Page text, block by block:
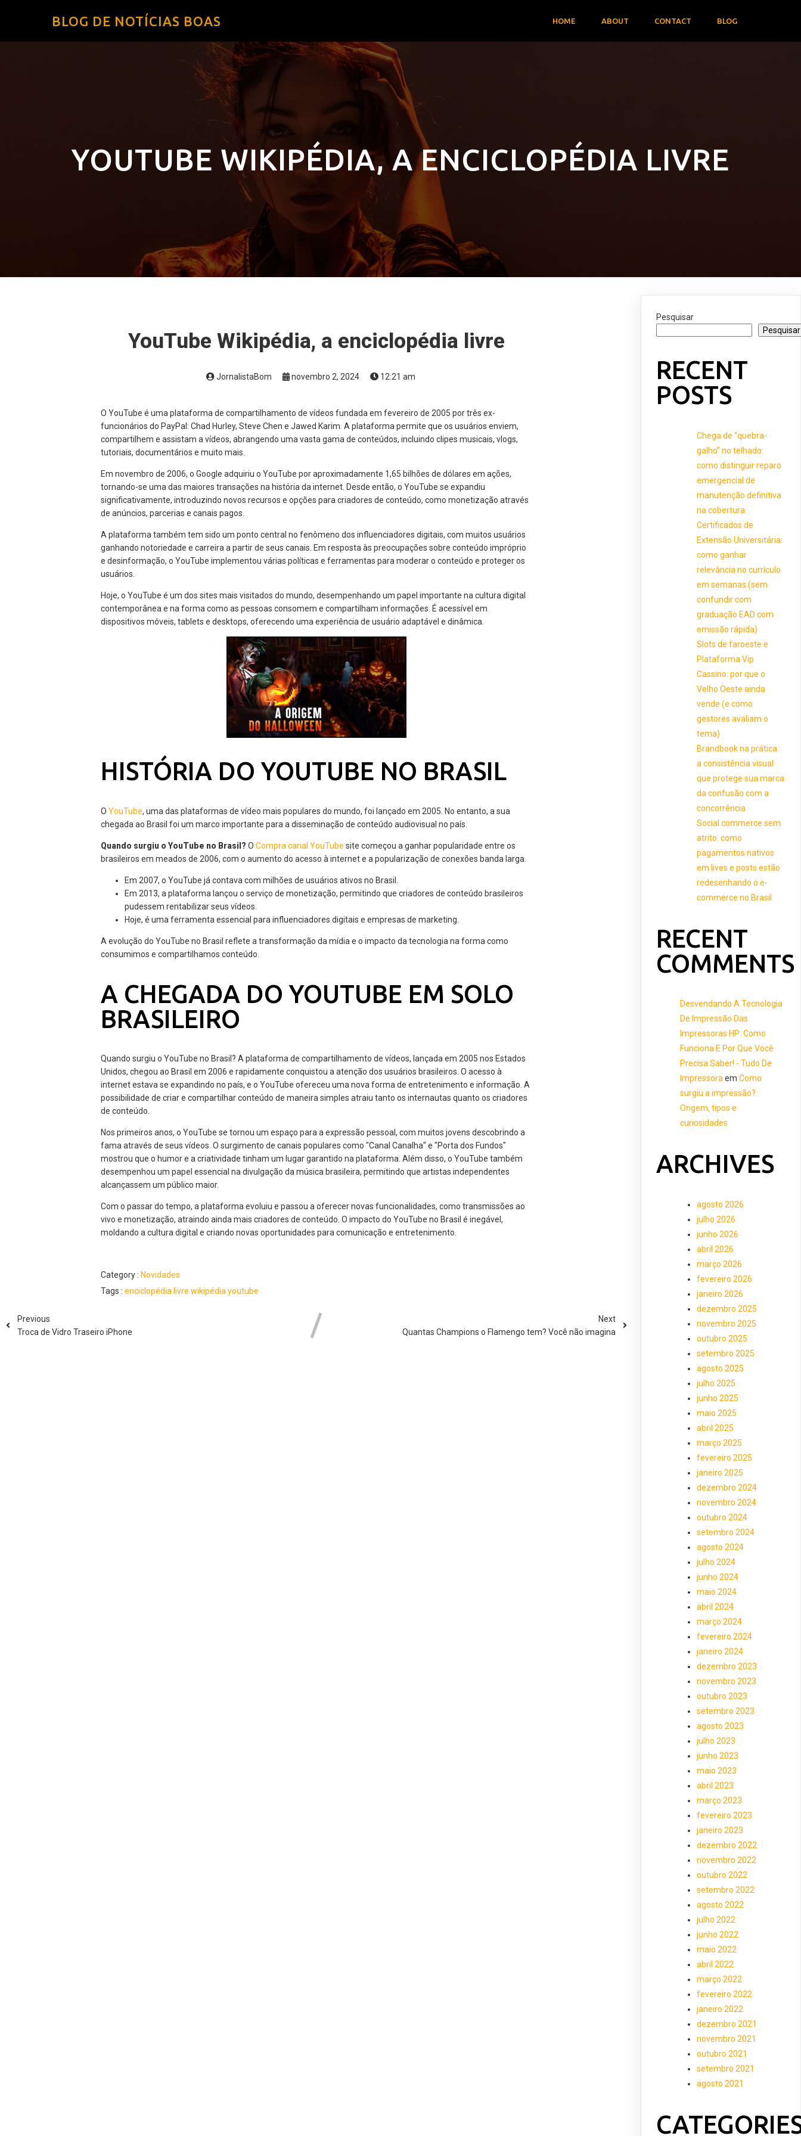
BLOG DE NOTÍCIAS BOAS HOME ABOUT CONTACT BLOG
YOUTUBE WIKIPÉDIA, A ENCICLOPÉDIA LIVRE
YouTube Wikipédia, a enciclopédia livre
JornalistaBom novembro 2, 2024 12:21 am
O YouTube é uma plataforma de compartilhamento de vídeos fundada em fevereiro de 2005 por três ex-
funcionários do PayPal: Chad Hurley, Steve Chen e Jawed Karim. A plataforma permite que os usuários enviem,
compartilhem e assistam a vídeos, abrangendo uma vasta gama de conteúdos, incluindo clipes musicais, vlogs,
tutoriais, documentários e muito mais.
Em novembro de 2006, o Google adquiriu o YouTube por aproximadamente 1,65 bilhões de dólares em ações,
tornando-se uma das maiores transações na história da internet. Desde então, o YouTube se expandiu
significativamente, introduzindo novos recursos e opções para criadores de conteúdo, como monetização através
de anúncios, parcerias e canais pagos.
A plataforma também tem sido um ponto central no fenômeno dos influenciadores digitais, com muitos usuários
ganhando notoriedade e carreira a partir de seus canais. Em resposta às preocupações sobre conteúdo impróprio
e desinformação, o YouTube implementou várias políticas e ferramentas para moderar o conteúdo e proteger os
usuários.
Hoje, o YouTube é um dos sites mais visitados do mundo, desempenhando um papel importante na cultura digital
contemporânea e na forma como as pessoas consomem e compartilham informações. É acessível em
dispositivos móveis, tablets e desktops, oferecendo uma experiência de usuário adaptável e dinâmica.
HISTÓRIA DO YOUTUBE NO BRASIL
OYouTube, uma das plataformas de vídeo mais populares do mundo, foi lançado em 2005. No entanto, a sua
chegada ao Brasil foi um marco importante para a disseminação de conteúdo audiovisual no país.
Quando surgiu o YouTube no Brasil? OCompra canal YouTube site começou a ganhar popularidade entre os
brasileiros em meados de 2006, com o aumento do acesso à internet e a popularização de conexões banda larga.
Em 2007, o YouTube já contava com milhões de usuários ativos no Brasil.
Em 2013, a plataforma lançou o serviço de monetização, permitindo que criadores de conteúdo brasileiros
pudessem rentabilizar seus vídeos.
Hoje, é uma ferramenta essencial para influenciadores digitais e empresas de marketing.
A evolução do YouTube no Brasil reflete a transformação da mídia e o impacto da tecnologia na forma como
consumimos e compartilhamos conteúdo.
A CHEGADA DO YOUTUBE EM SOLO
BRASILEIRO
Quando surgiu o YouTube no Brasil? A plataforma de compartilhamento de vídeos, lançada em 2005 nos Estados
Unidos, chegou ao Brasil em 2006 e rapidamente conquistou a atenção dos usuários brasileiros. O acesso à
internet estava se expandindo no país, e o YouTube ofereceu uma nova forma de entretenimento e informação. A
possibilidade de criar e compartilhar conteúdo de maneira simples atraiu tanto os internautas quanto os criadores
de conteúdo.
Nos primeiros anos, o YouTube se tornou um espaço para a expressão pessoal, com muitos jovens descobrindo a
fama através de seus vídeos. O surgimento de canais populares como "Canal Canalha" e "Porta dos Fundos"
mostrou que o humor e a criatividade tinham um lugar garantido na plataforma. Além disso, o YouTube também
desempenhou um papel essencial na divulgação da música brasileira, permitindo que artistas independentes
alcançassem um público maior.
Com o passar do tempo, a plataforma evoluiu e passou a oferecer novas funcionalidades, como transmissões ao
vivo e monetização, atraindo ainda mais criadores de conteúdo. O impacto do YouTube no Brasil é inegável,
moldando a cultura digital e criando novas oportunidades para comunicação e entretenimento.
Category : Novidades
Tags : enciclopédia livrewikipédiayoutube
Previous
Troca de Vidro Traseiro iPhone
Next
Quantas Champions o Flamengo tem? Você não imagina
Pesquisar
Pesquisar
RECENT
POSTS
Chega de “quebra-
galho” no telhado:
como distinguir reparo
emergencial de
manutenção definitiva
na cobertura
Certificados de
Extensão Universitária:
como ganhar
relevância no currículo
em semanas (sem
confundir com
graduação EAD com
emissão rápida)
Slots de faroeste e
Plataforma Vip
Cassino: por que o
Velho Oeste ainda
vende (e como
gestores avaliam o
tema)
Brandbook na prática:
a consistência visual
que protege sua marca
da confusão com a
concorrência
Social commerce sem
atrito: como
pagamentos nativos
em lives e posts estão
redesenhando o e-
commerce no Brasil
RECENT
COMMENTS
Desvendando A Tecnologia
De Impressão Das
Impressoras HP: Como
Funciona E Por Que Você
Precisa Saber! - Tudo De
ImpressoraemComo
surgiu a impressão?
Origem, tipos e
curiosidades
ARCHIVES
agosto 2026
julho 2026
junho 2026
abril 2026
março 2026
fevereiro 2026
janeiro 2026
dezembro 2025
novembro 2025
outubro 2025
setembro 2025
agosto 2025
julho 2025
junho 2025
maio 2025
abril 2025
março 2025
fevereiro 2025
janeiro 2025
dezembro 2024
novembro 2024
outubro 2024
setembro 2024
agosto 2024
julho 2024
junho 2024
maio 2024
abril 2024
março 2024
fevereiro 2024
janeiro 2024
dezembro 2023
novembro 2023
outubro 2023
setembro 2023
agosto 2023
julho 2023
junho 2023
maio 2023
abril 2023
março 2023
fevereiro 2023
janeiro 2023
dezembro 2022
novembro 2022
outubro 2022
setembro 2022
agosto 2022
julho 2022
junho 2022
maio 2022
abril 2022
março 2022
fevereiro 2022
janeiro 2022
dezembro 2021
novembro 2021
outubro 2021
setembro 2021
agosto 2021